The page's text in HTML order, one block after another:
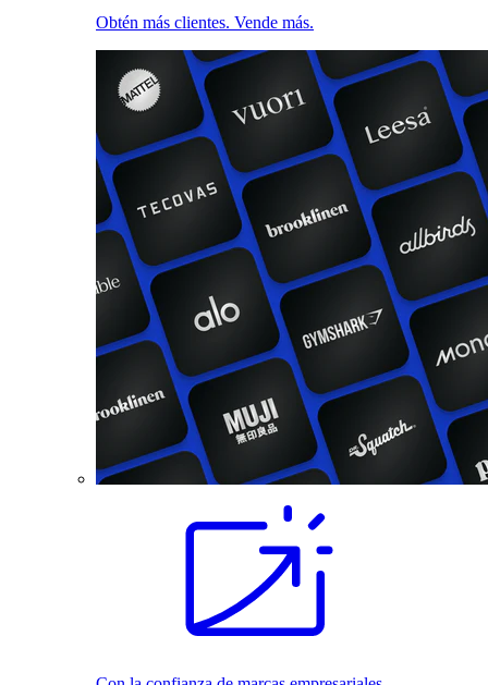
Obtén más clientes. Vende más.